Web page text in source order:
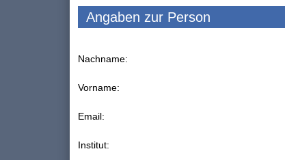
Angaben zur Person
Nachname:
Vorname:
Email:
Institut: